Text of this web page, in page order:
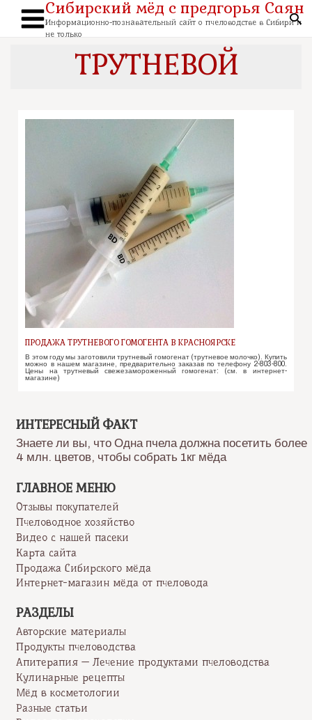
содержимому
Main
Сибирский мёд с предгорья Саян
Информационно-познавательный сайт о пчеловодстве в Сибири и
не только
ТРУТНЕВОЙ
ПРОДАЖА ТРУТНЕВОГО ГОМОГЕНТА В КРАСНОЯРСКЕ
В этом году мы заготовили трутневый гомогенат (трутневое молочко). Купить
можно в нашем магазине, предварительно заказав по телефону 2-803-800.
Цены на трутневый свежезамороженный гомогенат: (см. в интернет-
магазине)
ИНТЕРЕСНЫЙ ФАКТ
Знаете ли вы, что Одна пчела должна посетить более
4 млн. цветов, чтобы собрать 1кг мёда
ГЛАВНОЕ МЕНЮ
Отзывы покупателей
Пчеловодное хозяйство
Видео с нашей пасеки
Карта сайта
Продажа Сибирского мёда
Интернет-магазин мёда от пчеловода
РАЗДЕЛЫ
Авторские материалы
Продукты пчеловодства
Апитерапия — Лечение продуктами пчеловодства
Кулинарные рецепты
Мёд в косметологии
Разные статьи